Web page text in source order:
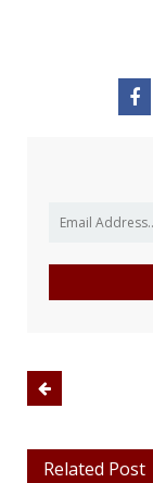
Related Post